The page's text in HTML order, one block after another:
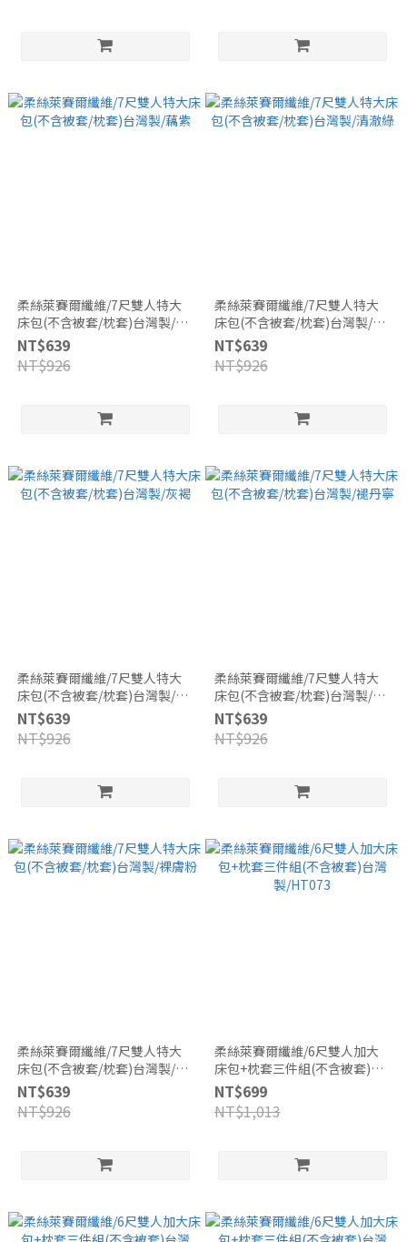
柔絲萊賽爾纖維/7尺雙人特大
床包(不含被套/枕套)台灣製/藕
紫
NT$639
NT$926
柔絲萊賽爾纖維/7尺雙人特大
床包(不含被套/枕套)台灣製/清
澈綠
NT$639
NT$926
柔絲萊賽爾纖維/7尺雙人特大
床包(不含被套/枕套)台灣製/灰
褐
NT$639
NT$926
柔絲萊賽爾纖維/7尺雙人特大
床包(不含被套/枕套)台灣製/褪
丹寧
NT$639
NT$926
柔絲萊賽爾纖維/7尺雙人特大
床包(不含被套/枕套)台灣製/裸
膚粉
NT$639
NT$926
柔絲萊賽爾纖維/6尺雙人加大
床包+枕套三件組(不含被套)台
灣製/HT073
NT$699
NT$1,013